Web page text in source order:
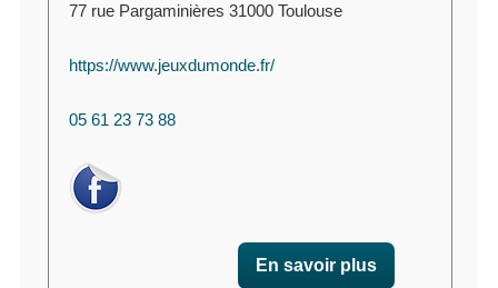
77 rue Pargaminières 31000 Toulouse
https://www.jeuxdumonde.fr/
05 61 23 73 88
En savoir plus